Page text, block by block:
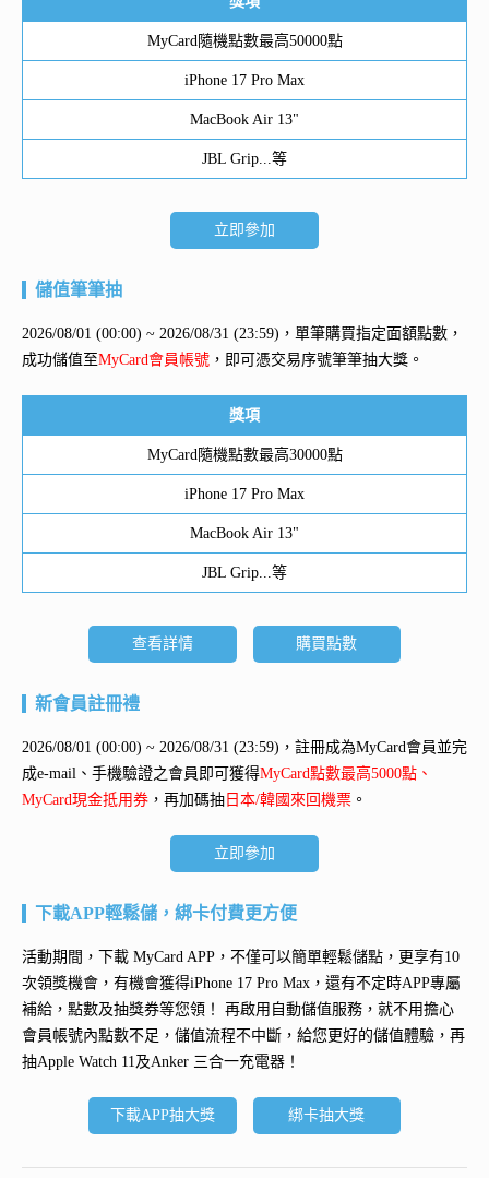
MyCard隨機點數最高50000點
iPhone 17 Pro Max
MacBook Air 13"
JBL Grip...等
立即參加
儲值筆筆抽
2026/08/01 (00:00) ~ 2026/08/31 (23:59)，單筆購買指定面額點數，
成功儲值至MyCard會員帳號 ，即可憑交易序號筆筆抽大獎。
獎項
MyCard隨機點數最高30000點
iPhone 17 Pro Max
MacBook Air 13"
JBL Grip...等
查看詳情 購買點數
新會員註冊禮
2026/08/01 (00:00) ~ 2026/08/31 (23:59)，註冊成為MyCard會員並完
成e-mail、手機驗證之會員即可獲得MyCard點數最高5000點、
MyCard現金抵用券 ，再加碼抽 日本/韓國來回機票 。
立即參加
下載APP輕鬆儲，綁卡付費更方便
活動期間，下載 MyCard APP，不僅可以簡單輕鬆儲點，更享有10
次領獎機會，有機會獲得iPhone 17 Pro Max ，還有不定時APP專屬
補給，點數及抽獎券等您領！ 再啟用自動儲值服務 ，就不用擔心
會員帳號內點數不足，儲值流程不中斷，給您更好的儲值體驗，再
抽Apple Watch 11及Anker 三合一充電器 ！
下載APP抽大獎 綁卡抽大獎